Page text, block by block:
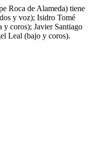
Roca de Alameda) tiene
y voz); Isidro Tomé
y coros); Javier Santiago
Leal (bajo y coros).